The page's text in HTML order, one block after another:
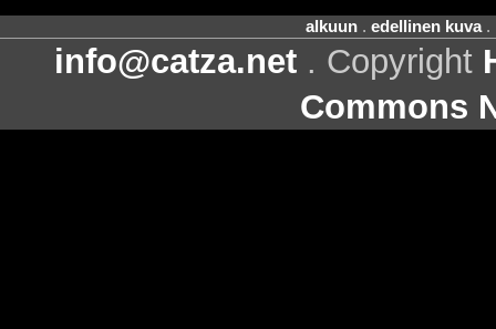
alkuun. edellinen kuva.
info@catza.net . Copyright
Commons